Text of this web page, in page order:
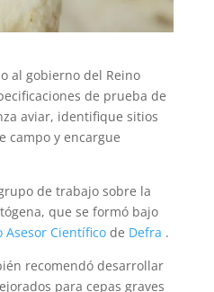
al gobierno del Reino
de prueba de
aviar, identifique sitios
campo y encargue
de trabajo sobre la
que se formó bajo
Asesor Científicode Defra .
recomendó desarrollar
para cepas graves